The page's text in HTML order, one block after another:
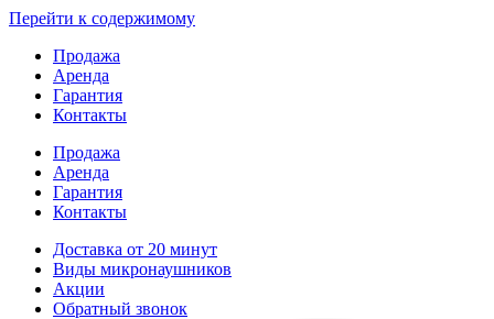
Перейти к содержимому
Продажа
Аренда
Гарантия
Контакты
Продажа
Аренда
Гарантия
Контакты
Доставка от 20 минут
Виды микронаушников
Акции
Обратный звонок